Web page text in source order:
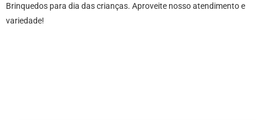
Brinquedos para dia das crianças. Aproveite nosso atendimento e
variedade!